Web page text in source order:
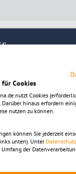
Tickets kaufen
Cookies
nutzt Cookies
hinaus erfordern
nutzen zu können.
können Sie jederzeit
unten). Unter Datenschutz
der